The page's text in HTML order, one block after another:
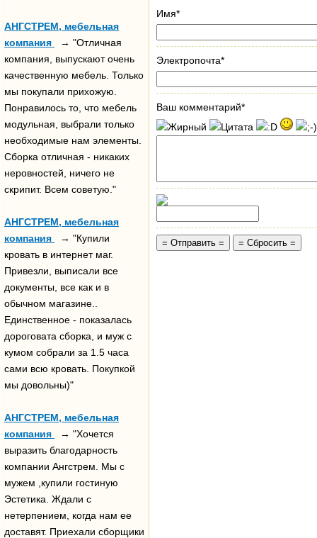
АНГСТРЕМ, мебельная
компания
→ "Отличная
компания, выпускают очень
качественную мебель. Только
мы покупали прихожую.
Понравилось то, что мебель
модульная, выбрали только
необходимые нам элементы.
Сборка отличная - никаких
неровностей, ничего не
скрипит. Всем советую."
АНГСТРЕМ, мебельная
компания
→ "Купили
кровать в интернет маг.
Привезли, выписали все
документы, все как и в
обычном магазине..
Единственное - показалась
дороговата сборка, и муж с
кумом собрали за 1.5 часа
сами всю кровать. Покупкой
мы довольны)"
АНГСТРЕМ, мебельная
компания
→ "Хочется
выразить благодарность
компании Ангстрем. Мы с
мужем ,купили гостиную
Эстетика. Ждали с
нетерпением, когда нам ее
доставят. Приехали сборщики
Имя*
Электропочта*
Ваш комментарий*